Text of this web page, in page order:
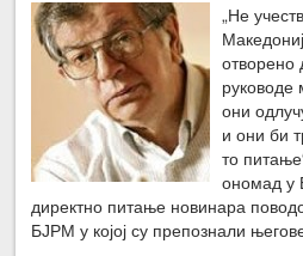
„Не
отворено
они
и они би
то
ономад у
директно питање новинара
БЈРМ у којој су препознали